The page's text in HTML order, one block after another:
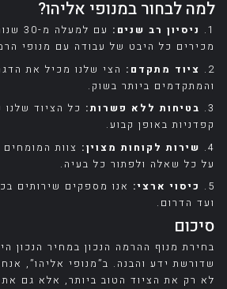
למה לבחור במנופי אליהו?
1. ניסיון רב שנים:
עם
מכירים כל היבט של עבודה עם מנופי
2.
ציוד מתקדם: הצי שלנו מכיל את
והמתקדמים ביותר בשוק.
3.
בטיחות ללא פשרות: כל הציוד שלנו
קפדניות באופן קבוע.
4.
שירות לקוחות מצוין: צוות המומחים
על כל שאלה ולפתור כל בעיה.
5.
כיסוי ארצי: אנו מספקים שירותים
ועד הדרום.
סיכום
בחירת מנוף ההרמה הנכון במחיר הנכון
שדורשת ידע והבנה. ב”מנופי אליהו”,
לא רק את הציוד הטוב ביותר, אלא גם את